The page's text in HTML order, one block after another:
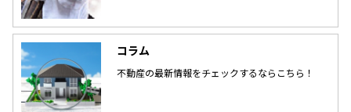
コラム
不動産の最新情報をチェックするならこちら！